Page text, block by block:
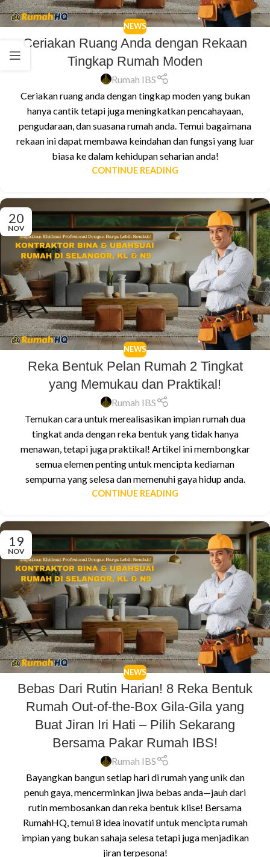
NEWS
Ceriakan Ruang Anda dengan Rekaan
Tingkap Rumah Moden
Rumah IBS
Ceriakan ruang anda dengan tingkap moden yang bukan
hanya cantik tetapi juga meningkatkan pencahayaan,
pengudaraan, dan suasana rumah anda. Temui bagaimana
rekaan ini dapat membawa keindahan dan fungsi yang luar
biasa ke dalam kehidupan seharian anda!
CONTINUE READING
20
NOV
NEWS
Reka Bentuk Pelan Rumah 2 Tingkat
yang Memukau dan Praktikal!
Rumah IBS
Temukan cara untuk merealisasikan impian rumah dua
tingkat anda dengan reka bentuk yang tidak hanya
menawan, tetapi juga praktikal! Artikel ini membongkar
semua elemen penting untuk mencipta kediaman
sempurna yang selesa dan memenuhi gaya hidup anda.
CONTINUE READING
19
NOV
NEWS
Bebas Dari Rutin Harian! 8 Reka Bentuk
Rumah Out-of-the-Box Gila-Gila yang
Buat Jiran Iri Hati – Pilih Sekarang
Bersama Pakar Rumah IBS!
Rumah IBS
Bayangkan bangun setiap hari di rumah yang unik dan
penuh gaya, mencerminkan jiwa bebas anda—jauh dari
rutin membosankan dan reka bentuk klise! Bersama
RumahHQ, temui 8 idea inovatif untuk mencipta rumah
impian yang bukan sahaja selesa tetapi juga menjadikan
jiran terpesona!